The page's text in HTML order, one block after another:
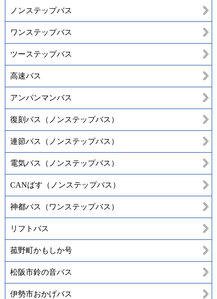
ノンステップバス
ワンステップバス
ツーステップバス
高速バス
アンパンマンバス
復刻バス（ノンステップバス）
連節バス（ノンステップバス）
電気バス（ノンステップバス）
CANばす（ノンステップバス）
神都バス（ワンステップバス）
リフトバス
菰野町かもしか号
松阪市鈴の音バス
伊勢市おかげバス